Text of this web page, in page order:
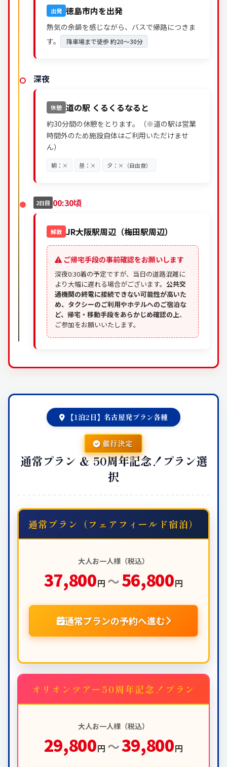
出発 徳島市内を出発
熱気の余韻を感じながら、バスで帰路につきま
す。
降車場まで徒歩 約20～30分
深夜
休憩 道の駅 くるくるなると
約30分間の休憩をとります。（※道の駅は営業
時間外のため施設自体はご利用いただけませ
ん）
朝：× 昼：× 夕：×（自由食）
2日目 00:30頃
解散 JR大阪駅周辺（梅田駅周辺）
ご帰宅手段の事前確認をお願いします
深夜0:30着の予定ですが、当日の道路混雑に
より大幅に遅れる場合がございます。 公共交
通機関の終電に接続できない可能性が高いた
め、タクシーのご利用やホテルへのご宿泊な
ど、帰宅・移動手段をあらかじめ確認の上、
ご参加をお願いいたします。
【1泊2日】名古屋発プラン各種
催行決定
通常プラン ＆ 50周年記念！プラン選
択
通常プラン（フェアフィールド宿泊）
大人お一人様（税込）
37,800円 ～56,800円
通常プランの予約へ進む
オリオンツアー50周年記念！プラン
大人お一人様（税込）
29,800円 ～39,800円